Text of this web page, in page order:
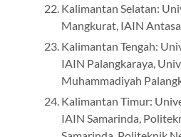
Kalimantan Selatan:
Mangkurat, IAIN
Kalimantan Tengah:
IAIN Palangkaraya,
Muhammadiyah
Kalimantan Timur:
IAIN Samarinda,